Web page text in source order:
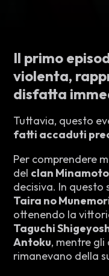
Il primo
violenta,
disfatta
Tuttavia, questo
fatti accaduti
Per comprendere
del clan Minamoto
decisiva. In
Taira no
ottenendo la
Taguchi
Antoku, mentre
rimanevano della